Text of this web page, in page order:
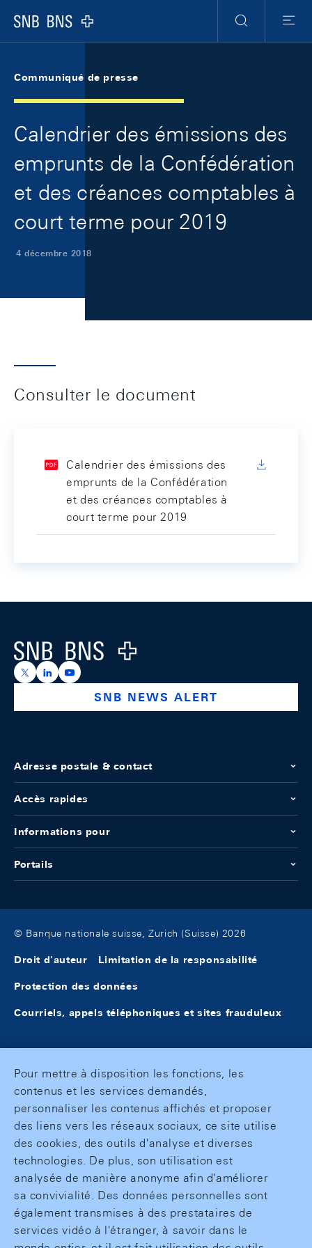
Logo
RechercheMenu
Communiqué de presse
Calendrier des émissions des
emprunts de la Confédération
et des créances comptables à
court terme pour 2019
4 décembre 2018
Consulter le document
Calendrier des émissions des
emprunts de la Confédération
et des créances comptables à
court terme pour 2019
Logo
https://x.com/snb_bns
https://ch.linkedin.com/company/swiss-national-
https://www.youtube.com/@swissnationalbank
SNB NEWS ALERT
Adresse postale & contact
Accès rapides
Informations pour
Portails
© Banque nationale suisse, Zurich (Suisse) 2026
Droit d'auteur Limitation de la responsabilité
Protection des données
Courriels, appels téléphoniques et sites frauduleux
Pour mettre à disposition les fonctions, les
contenus et les services demandés,
personnaliser les contenus affichés et proposer
des liens vers les réseaux sociaux, ce site utilise
des cookies, des outils d'analyse et diverses
technologies. De plus, son utilisation est
analysée de manière anonyme afin d'améliorer
sa convivialité. Des données personnelles sont
également transmises à des prestataires de
services vidéo à l'étranger, à savoir dans le